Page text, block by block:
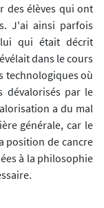
des élèves qui ont
J'ai ainsi parfois
qui était décrit
dans le cours
technologiques où
dévalorisés par le
a du mal
générale, car le
position de cancre
à la philosophie